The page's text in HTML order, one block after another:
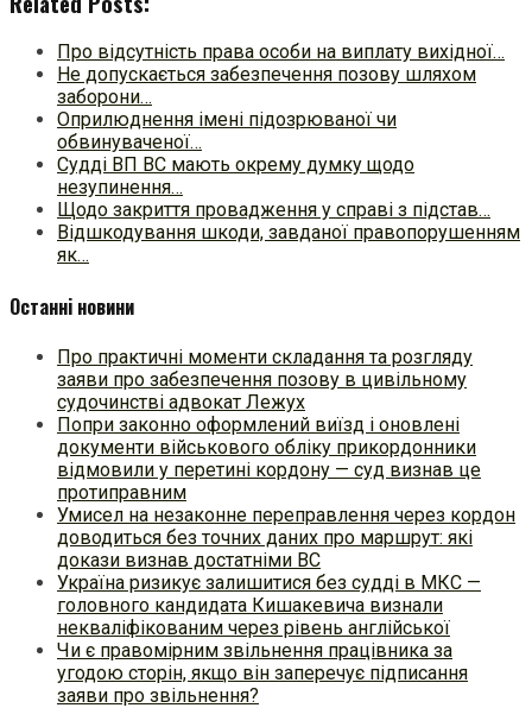
Про відсутність права особи на виплату вихідної…
Не допускається забезпечення позову шляхом
заборони…
Оприлюднення імені підозрюваної чи
обвинуваченої…
Судді ВП ВС мають окрему думку щодо
незупинення…
Щодо закриття провадження у справі з підстав…
Відшкодування шкоди, завданої правопорушенням
як…
Останні новини
Про практичні моменти складання та розгляду
заяви про забезпечення позову в цивільному
судочинстві адвокат Лежух
Попри законно оформлений виїзд і оновлені
документи військового обліку прикордонники
відмовили у перетині кордону — суд визнав це
протиправним
Умисел на незаконне переправлення через кордон
доводиться без точних даних про маршрут: які
докази визнав достатніми ВС
Україна ризикує залишитися без судді в МКС —
головного кандидата Кишакевича визнали
некваліфікованим через рівень англійської
Чи є правомірним звільнення працівника за
угодою сторін, якщо він заперечує підписання
заяви про звільнення?